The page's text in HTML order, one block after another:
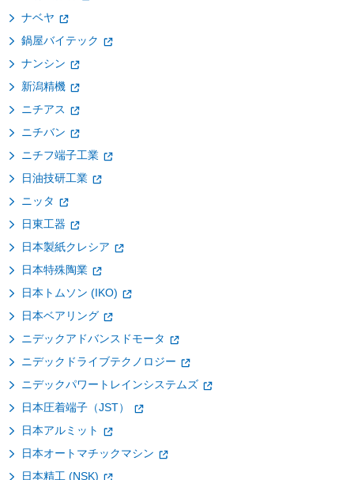
ナベヤ
鍋屋バイテック
ナンシン
新潟精機
ニチアス
ニチバン
ニチフ端子工業
日油技研工業
ニッタ
日東工器
日本製紙クレシア
日本特殊陶業
日本トムソン (IKO)
日本ベアリング
ニデックアドバンスドモータ
ニデックドライブテクノロジー
ニデックパワートレインシステムズ
日本圧着端子（JST）
日本アルミット
日本オートマチックマシン
日本精工 (NSK)